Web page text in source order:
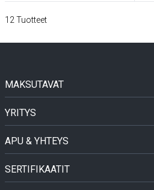
12 Tuotteet
MAKSUTAVAT
YRITYS
APU & YHTEYS
SERTIFIKAATIT